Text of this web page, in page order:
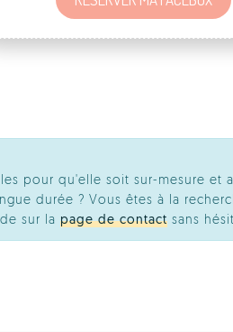
pour qu'elle soit sur-mesure et
durée ? Vous êtes à la
sur la page de contact sans